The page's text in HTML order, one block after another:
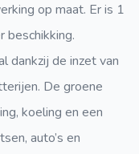
op maat. Er is 1
beschikking.
dankzij de inzet van
De groene
koeling en een
auto’s en